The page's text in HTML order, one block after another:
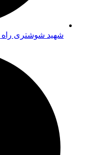
شهید شوشتری راه